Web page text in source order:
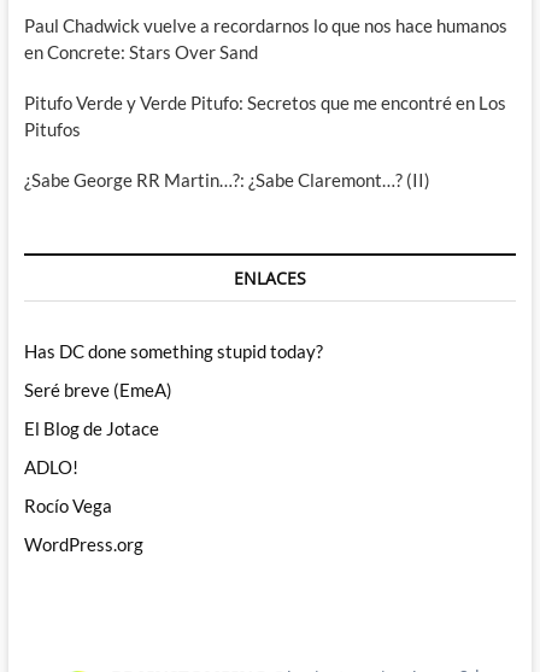
Paul Chadwick vuelve a recordarnos lo que nos hace humanos
en Concrete: Stars Over Sand
Pitufo Verde y Verde Pitufo: Secretos que me encontré en Los
Pitufos
¿Sabe George RR Martin…?: ¿Sabe Claremont…? (II)
ENLACES
Has DC done something stupid today?
Seré breve (EmeA)
El Blog de Jotace
ADLO!
Rocío Vega
WordPress.org